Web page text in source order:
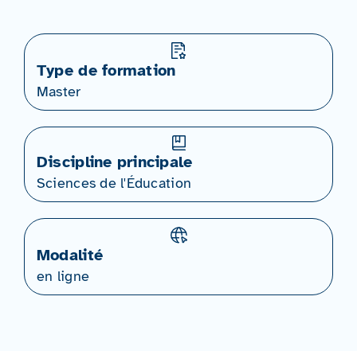
Type de formation
Master
Discipline principale
Sciences de l'Éducation
Modalité
en ligne